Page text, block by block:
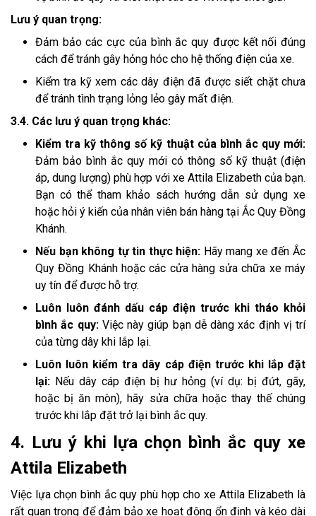
Lưu ý quan trọng:
Đảm bảo các cực của bình ắc quy được kết nối đúng
cách để tránh gây hỏng hóc cho hệ thống điện của xe.
Kiểm tra kỹ xem các dây điện đã được siết chặt chưa
để tránh tình trạng lỏng lẻo gây mất điện.
3.4. Các lưu ý quan trọng khác:
Kiểm tra kỹ thông số kỹ thuật của bình ắc quy mới:
Đảm bảo bình ắc quy mới có thông số kỹ thuật (điện
áp, dung lượng) phù hợp với xe Attila Elizabeth của bạn.
Bạn có thể tham khảo sách hướng dẫn sử dụng xe
hoặc hỏi ý kiến của nhân viên bán hàng tại Ắc Quy Đồng
Khánh.
Nếu bạn không tự tin thực hiện: Hãy mang xe đến Ắc
Quy Đồng Khánh hoặc các cửa hàng sửa chữa xe máy
uy tín để được hỗ trợ.
Luôn luôn đánh dấu cáp điện trước khi tháo khỏi
bình ắc quy:Việc này giúp bạn dễ dàng xác định vị trí
của từng dây khi lắp lại.
Luôn luôn kiểm tra dây cáp điện trước khi lắp đặt
lại: Nếu dây cáp điện bị hư hỏng (ví dụ: bị đứt, gãy,
hoặc bị ăn mòn), hãy sửa chữa hoặc thay thế chúng
trước khi lắp đặt trở lại bình ắc quy.
4. Lưu ý khi lựa chọn bình ắc quy xe
Attila Elizabeth
Việc lựa chọn bình ắc quy phù hợp cho xe Attila Elizabeth là
rất quan trọng để đảm bảo xe hoạt động ổn định và kéo dài